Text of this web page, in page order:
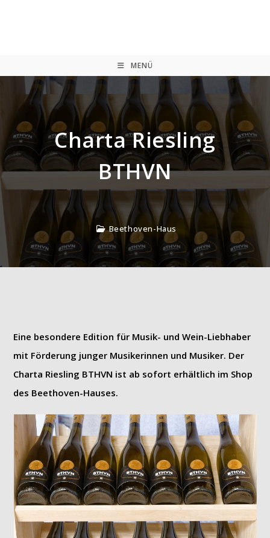
MENÜ
Charta Riesling
BTHVN
Beethoven-Haus
Eine besondere Edition für Musik- und Wein-Liebhaber
mit Förderung junger Musikerinnen und Musiker. Der
Charta Riesling BTHVN ist ab sofort erhältlich im Shop
des Beethoven-Hauses.